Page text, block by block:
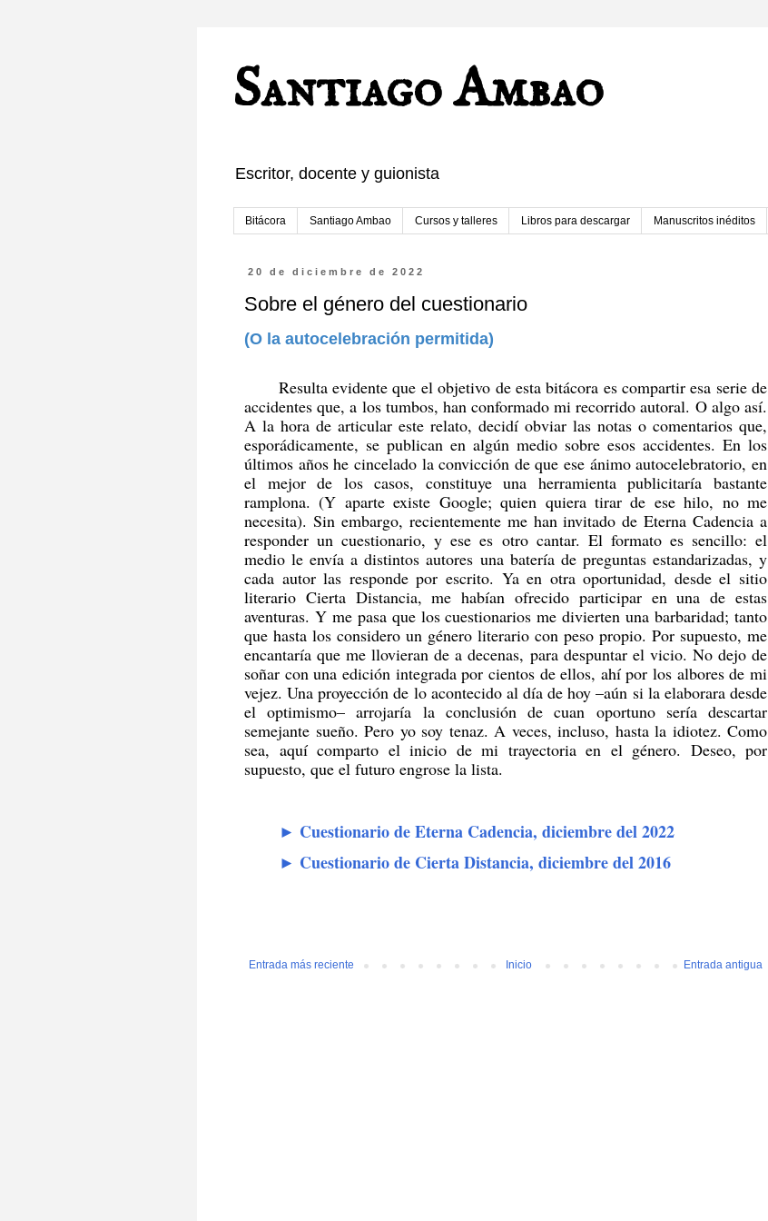
Santiago Ambao
Escritor, docente y guionista
Bitácora Santiago Ambao Cursos y talleres Libros para descargar Manuscritos inéditos
20 de diciembre de 2022
Sobre el género del cuestionario
(O la autocelebración permitida)
Resulta evidente que el objetivo de esta bitácora es compartir esa serie de
accidentes que, a los tumbos, han conformado mi recorrido autoral. O algo así.
A la hora de articular este relato, decidí obviar las notas o comentarios que,
esporádicamente, se publican en algún medio sobre esos accidentes. En los
últimos años he cincelado la convicción de que ese ánimo autocelebratorio, en
el mejor de los casos, constituye una herramienta publicitaría bastante
ramplona. (Y aparte existe Google; quien quiera tirar de ese hilo, no me
necesita). Sin embargo, recientemente me han invitado de Eterna Cadencia a
responder un cuestionario, y ese es otro cantar. El formato es sencillo: el
medio le envía a distintos autores una batería de preguntas estandarizadas, y
cada autor las responde por escrito. Ya en otra oportunidad, desde el sitio
literario Cierta Distancia, me habían ofrecido participar en una de estas
aventuras. Y me pasa que los cuestionarios me divierten una barbaridad; tanto
que hasta los considero un género literario con peso propio. Por supuesto, me
encantaría que me llovieran de a decenas, para despuntar el vicio. No dejo de
soñar con una edición integrada por cientos de ellos, ahí por los albores de mi
vejez. Una proyección de lo acontecido al día de hoy –aún si la elaborara desde
el optimismo– arrojaría la conclusión de cuan oportuno sería descartar
semejante sueño. Pero yo soy tenaz. A veces, incluso, hasta la idiotez. Como
sea, aquí comparto el inicio de mi trayectoria en el género. Deseo, por
supuesto, que el futuro engrose la lista.
► Cuestionario de Eterna Cadencia, diciembre del 2022
► Cuestionario de Cierta Distancia, diciembre del 2016
Entrada más reciente Entrada antigua
Inicio